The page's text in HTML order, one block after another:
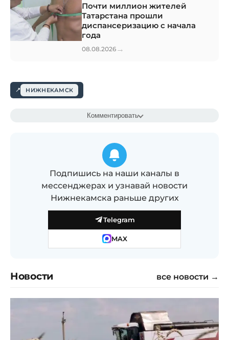
Почти миллион жителей
Татарстана прошли
диспансеризацию с начала
года
08.08.2026 →
НИЖНЕКАМСК
Комментировать
Подпишись на наши каналы в
мессенджерах и узнавай новости
Нижнекамска раньше других
Telegram
MAX
Новости все новости →